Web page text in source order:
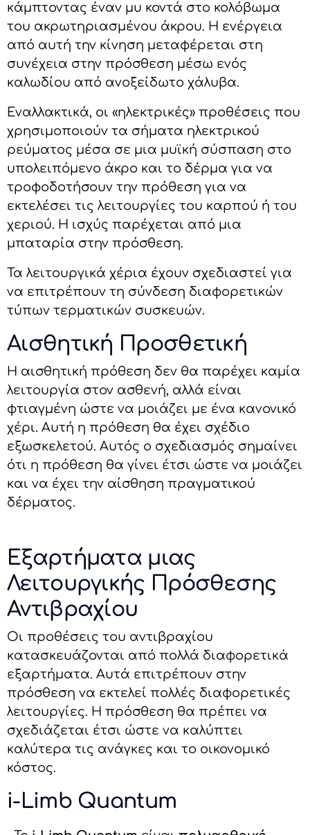
κάμπτοντας έναν μυ κοντά στο κολόβωμα
του ακρωτηριασμένου άκρου. Η ενέργεια
από αυτή την κίνηση μεταφέρεται στη
συνέχεια στην πρόσθεση μέσω ενός
καλωδίου από ανοξείδωτο χάλυβα.
Εναλλακτικά, οι «ηλεκτρικές» προθέσεις που
χρησιμοποιούν τα σήματα ηλεκτρικού
ρεύματος μέσα σε μια μυϊκή σύσπαση στο
υπολειπόμενο άκρο και το δέρμα για να
τροφοδοτήσουν την πρόθεση για να
εκτελέσει τις λειτουργίες του καρπού ή του
χεριού. Η ισχύς παρέχεται από μια
μπαταρία στην πρόσθεση.
Τα λειτουργικά χέρια έχουν σχεδιαστεί για
να επιτρέπουν τη σύνδεση διαφορετικών
τύπων τερματικών συσκευών.
Αισθητική Προσθετική
Η αισθητική πρόθεση δεν θα παρέχει καμία
λειτουργία στον ασθενή, αλλά είναι
φτιαγμένη ώστε να μοιάζει με ένα κανονικό
χέρι. Αυτή η πρόθεση θα έχει σχέδιο
εξωσκελετού. Αυτός ο σχεδιασμός σημαίνει
ότι η πρόθεση θα γίνει έτσι ώστε να μοιάζει
και να έχει την αίσθηση πραγματικού
δέρματος.
Εξαρτήματα μιας
Λειτουργικής Πρόσθεσης
Αντιβραχίου
Οι προθέσεις του αντιβραχίου
κατασκευάζονται από πολλά διαφορετικά
εξαρτήματα. Αυτά επιτρέπουν στην
πρόσθεση να εκτελεί πολλές διαφορετικές
λειτουργίες. Η πρόσθεση θα πρέπει να
σχεδιάζεται έτσι ώστε να καλύπτει
καλύτερα τις ανάγκες και το οικονομικό
κόστος.
i-Limb Quantum